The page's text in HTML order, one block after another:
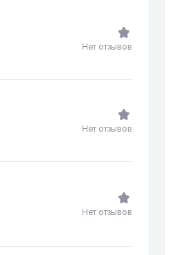
Нет отзывов
Нет отзывов
Нет отзывов